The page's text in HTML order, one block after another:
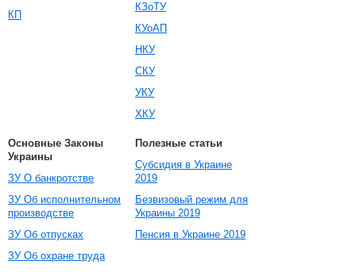
КП
КЗоТУ
КУоАП
НКУ
СКУ
УКУ
ХКУ
Основные Законы
Украины
ЗУ О банкротстве
ЗУ Об исполнительном
производстве
ЗУ Об отпусках
ЗУ Об охране труда
Полезные статьи
Субсидия в Украине
2019
Безвизовый режим для
Украины 2019
Пенсия в Украине 2019